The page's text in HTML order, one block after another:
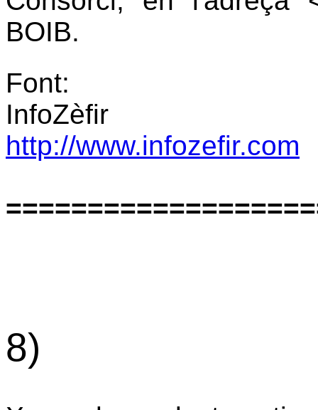
BOIB.
Font:
InfoZèfir
http://www.infozefir.com
8)